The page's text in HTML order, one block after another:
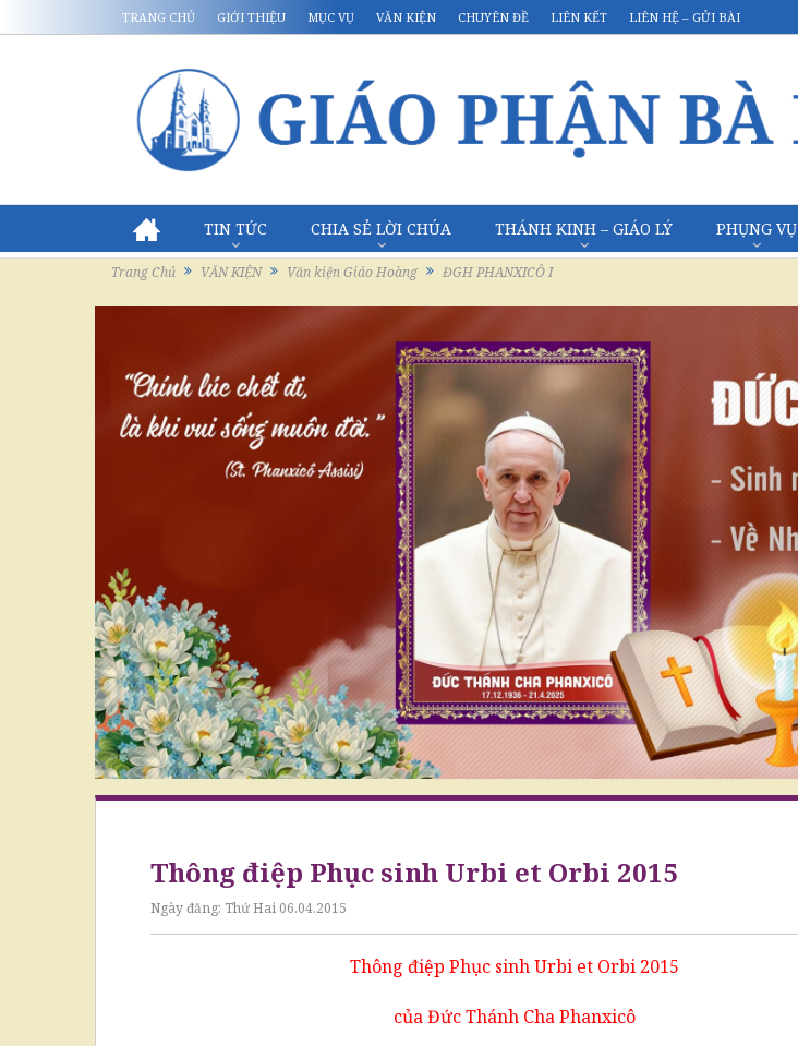
TRANG CHỦ GIỚI THIỆU MỤC VỤ VĂN KIỆN CHUYÊN ĐỀ LIÊN KẾT LIÊN HỆ – GỬI BÀI
TIN TỨC CHIA SẺ LỜI CHÚA THÁNH KINH – GIÁO LÝ PHỤNG VỤ
Trang Chủ VĂN KIỆN Văn kiện Giáo Hoàng ĐGH PHANXICÔ I
Thông điệp Phục sinh Urbi et Orbi 2015
Ngày đăng: Thứ Hai 06.04.2015
Thông điệp Phục sinh Urbi et Orbi 2015
của Đức Thánh Cha Phanxicô